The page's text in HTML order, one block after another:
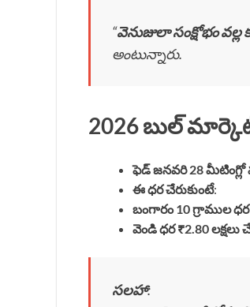
“వెనుజులా సంక్షోభం వల్ల
అంటున్నారు.
2026 బుల్
ఫెడ్ జనవరి 28 మీటింగ్లో
ఈ ధర చేరుకుంటే:
బంగారం 10 గ్రాముల ధర
వెండి ధర ₹2.80 లక్షలు
సలహా: